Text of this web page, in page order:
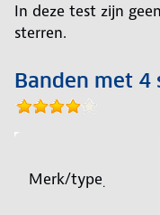
In deze test zijn
sterren.
Banden met 4
Merk/type.